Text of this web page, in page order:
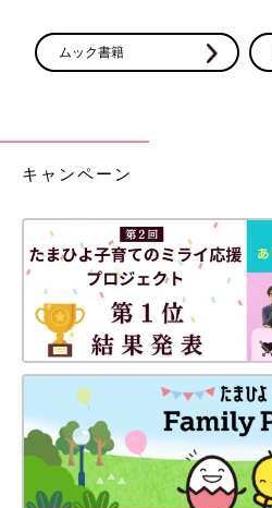
ムック書籍
キャンペーン